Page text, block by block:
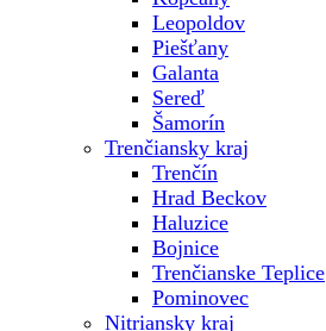
Leopoldov
Piešťany
Galanta
Sereď
Šamorín
Trenčiansky kraj
Trenčín
Hrad Beckov
Haluzice
Bojnice
Trenčianske Teplice
Pominovec
Nitriansky kraj